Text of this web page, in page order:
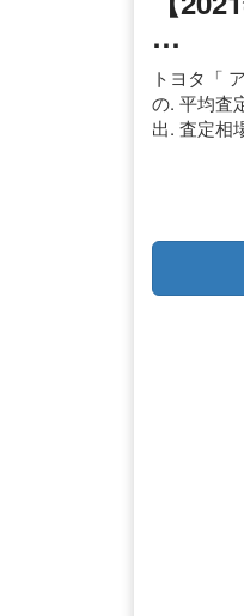
…
トヨタ「
の. 平均査
出. 査定相